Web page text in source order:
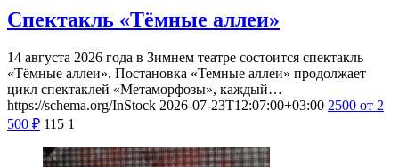
Спектакль «Тёмные аллеи»
14 августа 2026 года в Зимнем театре состоится спектакль
«Тёмные аллеи». Постановка «Темные аллеи» продолжает
цикл спектаклей «Метаморфозы», каждый…
https://schema.org/InStock 2026-07-23T12:07:00+03:00 2500 от 2
500 ₽ 115 1